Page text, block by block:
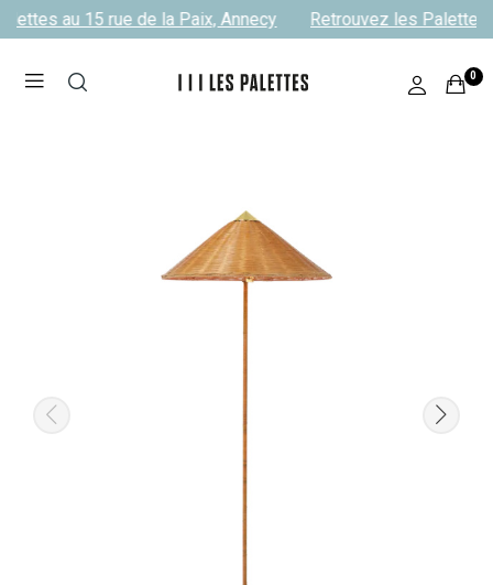
au 15 rue de la Paix, Annecy Retrouvez les Palettes
0